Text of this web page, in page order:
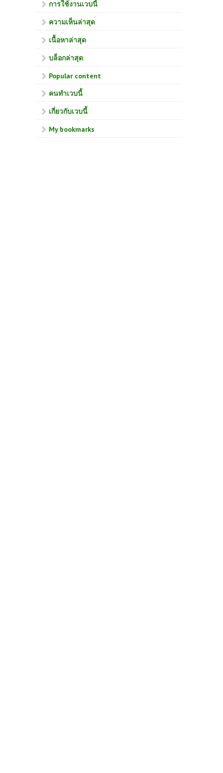
การใช้งานเวบนี้
ความเห็นล่าสุด
เนื้อหาล่าสุด
บล็อกล่าสุด
Popular content
คนทำเวบนี้
เกี่ยวกับเวบนี้
My bookmarks